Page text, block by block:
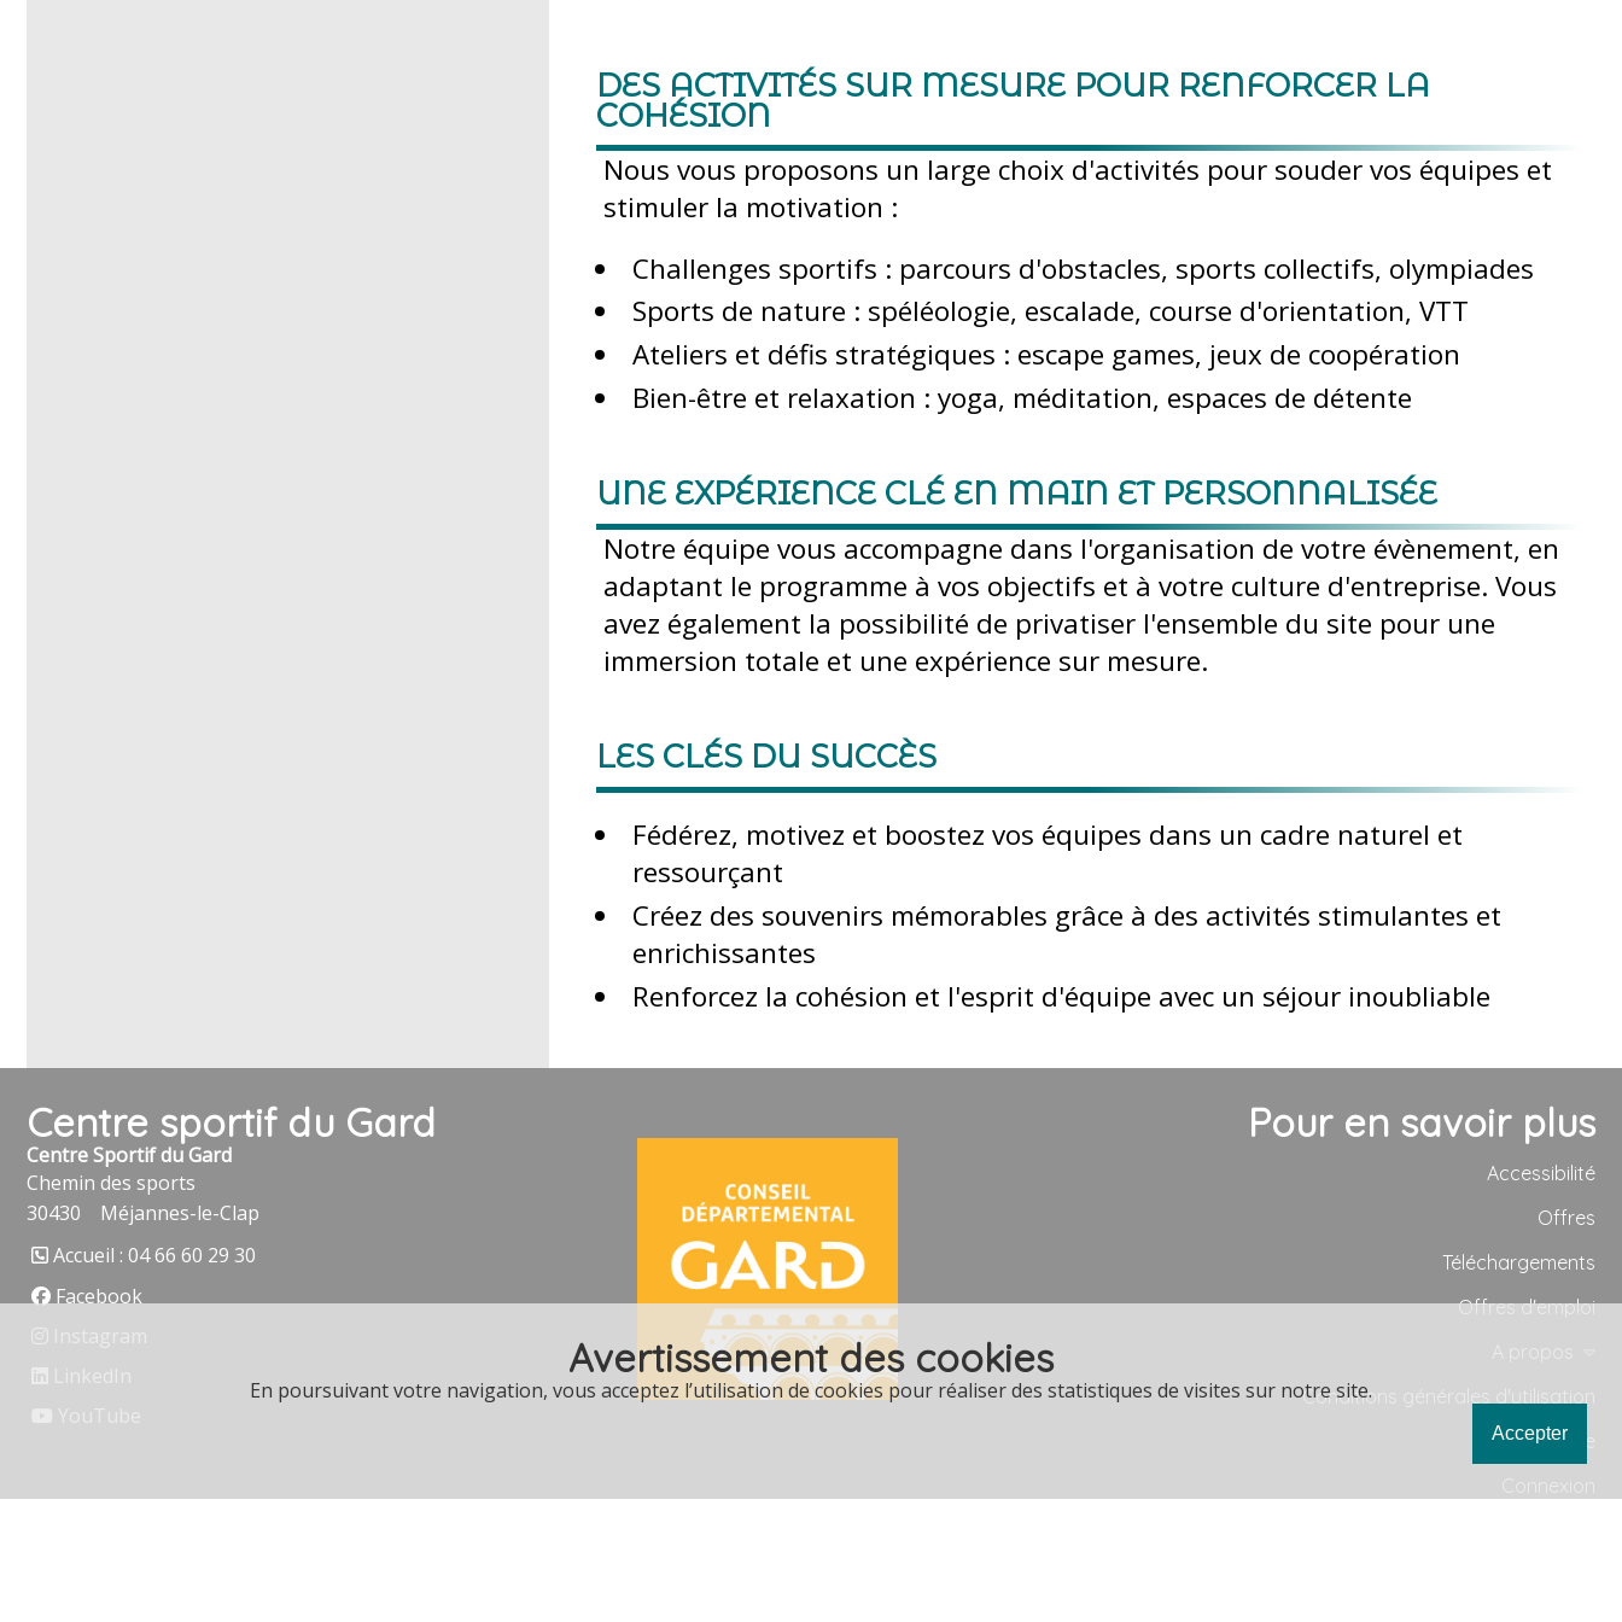
DES ACTIVITÉS SUR MESURE POUR RENFORCER LA
COHÉSION
Nous vous proposons un large choix d'activités pour souder vos équipes et
stimuler la motivation :
Challenges sportifs : parcours d'obstacles, sports collectifs, olympiades
Sports de nature : spéléologie, escalade, course d'orientation, VTT
Ateliers et défis stratégiques : escape games, jeux de coopération
Bien-être et relaxation : yoga, méditation, espaces de détente
UNE EXPÉRIENCE CLÉ EN MAIN ET PERSONNALISÉE
Notre équipe vous accompagne dans l'organisation de votre évènement, en
adaptant le programme à vos objectifs et à votre culture d'entreprise. Vous
avez également la possibilité de privatiser l'ensemble du site pour une
immersion totale et une expérience sur mesure.
LES CLÉS DU SUCCÈS
Fédérez, motivez et boostez vos équipes dans un cadre naturel et
ressourçant
Créez des souvenirs mémorables grâce à des activités stimulantes et
enrichissantes
Renforcez la cohésion et l'esprit d'équipe avec un séjour inoubliable
Centre sportif du Gard
Centre Sportif du Gard
Chemin des sports
30430
Méjannes-le-Clap
Accueil : 04 66 60 29 30
Facebook
Pour en savoir plus
Accessibilité
Offres
Téléchargements
Offres d'emploi
Conditions générales d'utilisation
Plan du site
Avertissement des cookies
En poursuivant votre navigation, vous acceptez l’utilisation de cookies pour réaliser des statistiques de visites sur notre site.
Accepter